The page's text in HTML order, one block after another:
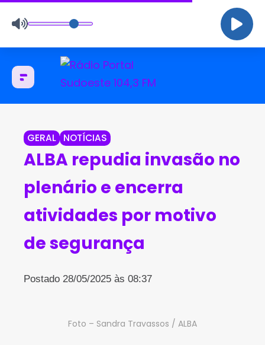
GERAL NOTÍCIAS
ALBA repudia invasão no
plenário e encerra
atividades por motivo
de segurança
Postado 28/05/2025 às 08:37
Foto – Sandra Travassos / ALBA